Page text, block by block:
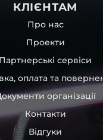
Кожну одиницю
ретельно
спочатку у
потім у
повноцінно захищає
цілком прибирає
внаслідок
поштою.
виробника та
від
КЛІЄНТАМ
Про нас
Проекти
Партнерські сервіси
оплата та
організації
Контакти
Відгуки